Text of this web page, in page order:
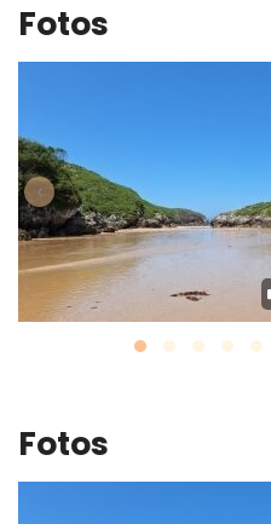
Fotos
‹
Fotos